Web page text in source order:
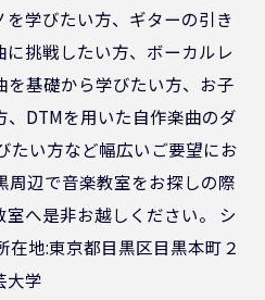
学びたい方、ギターの引き
挑戦したい方、ボーカルレ
を基礎から学びたい方、お子
、DTMを用いた自作楽曲のダ
たい方など幅広いご要望にお
周辺で音楽教室をお探しの際
へ是非お越しください。 シ
在地:東京都目黒区目黒本町２
大学